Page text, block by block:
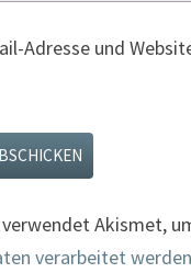
Adresse und
Akismet,
verarbeitet